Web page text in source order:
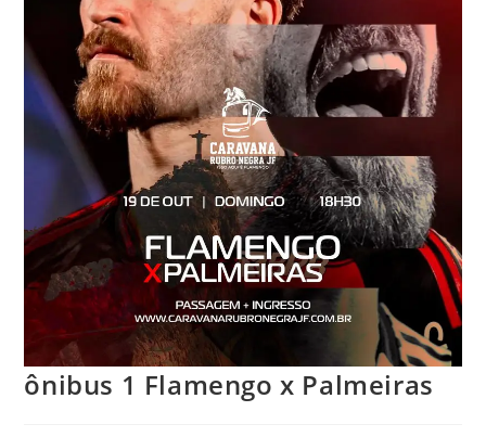
ônibus 1 Flamengo x Palmeiras